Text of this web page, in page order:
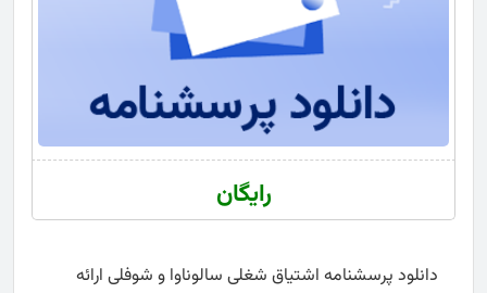
رایگان
دانلود پرسشنامه اشتیاق شغلی سالوناوا و شوفلی ارائه